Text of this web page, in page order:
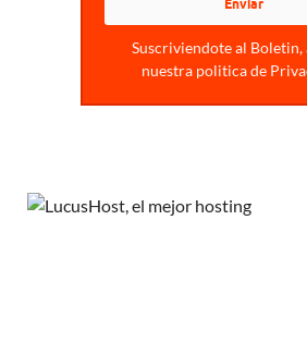
Suscriviendote al Boletin,
nuestra politica de